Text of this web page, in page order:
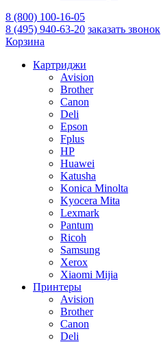
8 (800) 100-16-05
8 (495) 940-63-20 заказать звонок
Корзина
Картриджи
Avision
Brother
Canon
Deli
Epson
Fplus
HP
Huawei
Katusha
Konica Minolta
Kyocera Mita
Lexmark
Pantum
Ricoh
Samsung
Xerox
Xiaomi Mijia
Принтеры
Avision
Brother
Canon
Deli